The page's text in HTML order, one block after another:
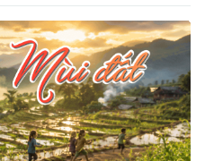
tiêu chuẩn, chè không chỉ
văn hóa, sinh kế và giấc